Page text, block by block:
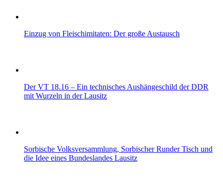
Einzug von Fleischimitaten: Der große Austausch
Der VT 18.16 – Ein technisches Aushängeschild der DDR
mit Wurzeln in der Lausitz
Sorbische Volksversammlung, Sorbischer Runder Tisch und
die Idee eines Bundeslandes Lausitz